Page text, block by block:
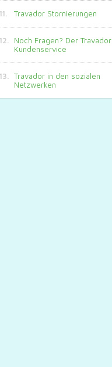
Travador Stornierungen
Noch Fragen? Der Travador
Kundenservice
Travador in den sozialen
Netzwerken